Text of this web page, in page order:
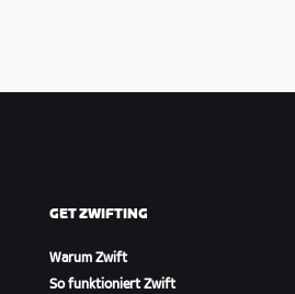
GET ZWIFTING
Warum Zwift
So funktioniert Zwift